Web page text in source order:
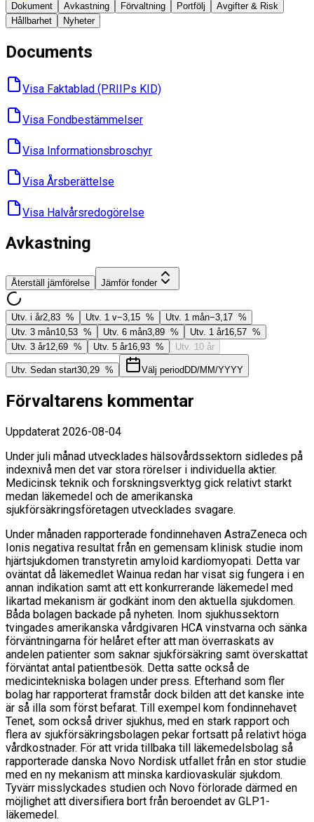
Dokument Avkastning Förvaltning Portfölj
Avgifter & Risk
Hållbarhet
Nyheter
Documents
Visa Faktablad ​(PRIIPs KID)
Visa Fondbes­tämmelser
Visa Informations­broschyr
Visa Års­berättelse
Visa Halvårs­redogörelse
Avkastning
Återställ jämförelse Jämför fonder
Utv. i år2,83 % Utv. 1 v−3,15 % Utv. 1 mån−3,17 %
Utv. 3 mån10,53 % Utv. 6 mån3,89 % Utv. 1 år16,57 %
Utv. 3 år12,69 % Utv. 5 år16,93 % Utv. 10 år
Utv. Sedan start30,29 % Välj period DD/MM/YYYY
Förvaltarens kommentar
Uppdaterat 2026-08-04
Under juli månad utvecklades hälsovårdssektorn sidledes på
indexnivå men det var stora rörelser i individuella aktier.
Medicinsk teknik och forskningsverktyg gick relativt starkt
medan läkemedel och de amerikanska
sjukförsäkringsföretagen utvecklades svagare.
Under månaden rapporterade fondinnehaven AstraZeneca och
Ionis negativa resultat från en gemensam klinisk studie inom
hjärtsjukdomen transtyretin amyloid kardiomyopati. Detta var
oväntat då läkemedlet Wainua redan har visat sig fungera i en
annan indikation samt att ett konkurrerande läkemedel med
likartad mekanism är godkänt inom den aktuella sjukdomen.
Båda bolagen backade på nyheten. Inom sjukhussektorn
tvingades amerikanska vårdgivaren HCA vinstvarna och sänka
förväntningarna för helåret efter att man överraskats av
andelen patienter som saknar sjukförsäkring samt överskattat
förväntat antal patientbesök. Detta satte också de
medicintekniska bolagen under press. Efterhand som fler
bolag har rapporterat framstår dock bilden att det kanske inte
är så illa som först befarat. Till exempel kom fondinnehavet
Tenet, som också driver sjukhus, med en stark rapport och
flera av sjukförsäkringsbolagen pekar fortsatt på relativt höga
vårdkostnader. För att vrida tillbaka till läkemedelsbolag så
rapporterade danska Novo Nordisk utfallet från en stor studie
med en ny mekanism att minska kardiovaskulär sjukdom.
Tyvärr misslyckades studien och Novo förlorade därmed en
möjlighet att diversifiera bort från beroendet av GLP1-
läkemedel.